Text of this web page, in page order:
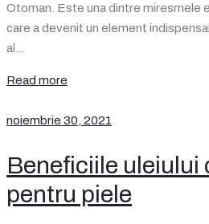
Otoman. Este una dintre miresmele
care a devenit un element
al…
Read more
noiembrie 30, 2021
Beneficiile uleiului
pentru piele